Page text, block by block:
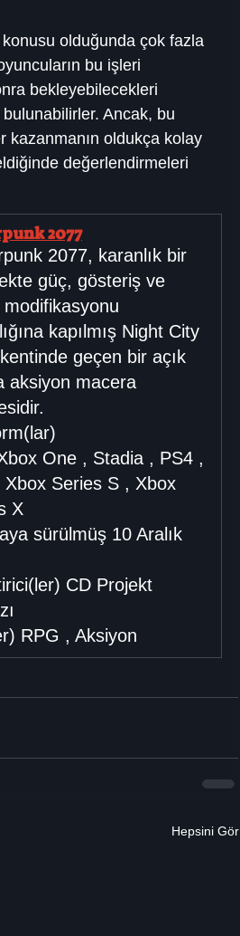
olduğunda çok fazla
bu işleri
bekleyebilecekleri
Ancak, bu
kazanmanın oldukça kolay
değerlendirmeleri
2077
2077, karanlık bir
güç, gösteriş ve
kapılmış Night City
geçen bir açık
aksiyon macera
One , Stadia , PS4 ,
Xbox Series S , Xbox
X
sürülmüş 10 Aralık
CD Projekt
RPG , Aksiyon
Hepsini Gör